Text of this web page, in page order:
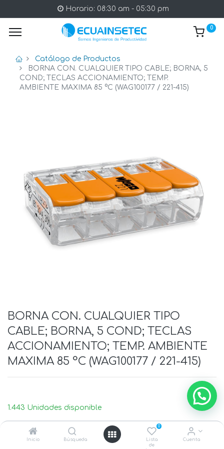
Inicio Búsqueda
0
Lista
de
Cuenta
Horario: 08:30 am - 05:30 pm
0
Catálogo de Productos
BORNA CON. CUALQUIER TIPO CABLE; BORNA, 5
COND; TECLAS ACCIONAMIENTO; TEMP.
AMBIENTE MAXIMA 85 °C (WAG100177 / 221-415)
BORNA CON. CUALQUIER TIPO
CABLE; BORNA, 5 COND; TECLAS
ACCIONAMIENTO; TEMP. AMBIENTE
MAXIMA 85 °C (WAG100177 / 221-415)
1.443 Unidades disponible